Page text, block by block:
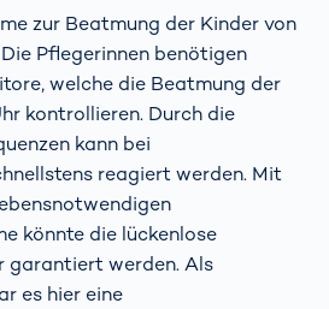
zur Beatmung der Kinder von
Pflegerinnen benötigen
welche die Beatmung der
kontrollieren. Durch die
kann bei
reagiert werden. Mit
könnte die lückenlose
garantiert werden. Als
es hier eine